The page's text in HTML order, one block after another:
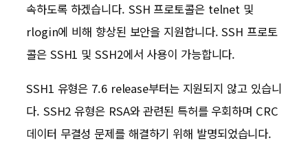
속하도록 하겠습니다. SSH 프로토콜은 telnet 및
rlogin에 비해 향상된 보안을 지원합니다. SSH 프로토
콜은 SSH1 및 SSH2에서 사용이 가능합니다.
SSH1 유형은 7.6 release부터는 지원되지 않고 있습니
다. SSH2 유형은 RSA와 관련된 특허를 우회하며 CRC
데이터 무결성 문제를 해결하기 위해 발명되었습니다.